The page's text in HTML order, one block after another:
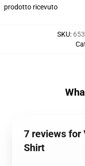
prodotto ricevuto
SKU:
7 reviews for
Shirt